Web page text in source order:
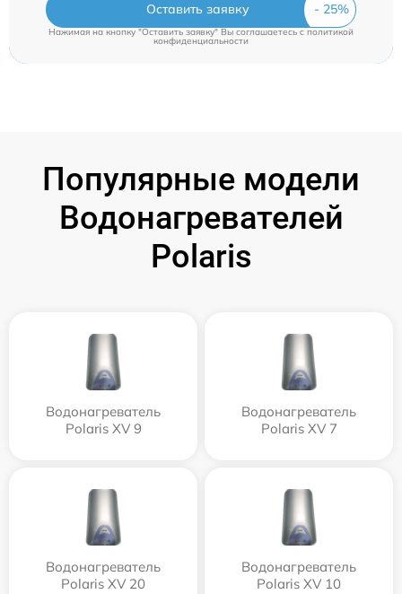
Оставить заявку
Нажимая на кнопку "Оставить заявку" Вы соглашаетесь cполитикой
конфиденциальности
Популярные модели
Водонагревателей
Polaris
Водонагреватель
Polaris XV 9
Водонагреватель
Polaris XV 7
Водонагреватель
Polaris XV 20
Водонагреватель
Polaris XV 10